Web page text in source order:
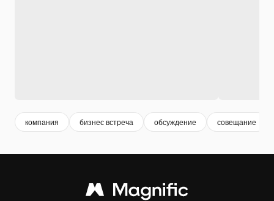
компания бизнес встреча обсуждение совещание